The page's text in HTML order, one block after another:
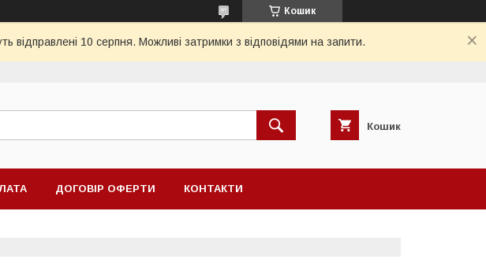
Кошик
10 серпня. Можливі затримки з відповідями на запити.
Кошик
ДОГОВІР ОФЕРТИ КОНТАКТИ